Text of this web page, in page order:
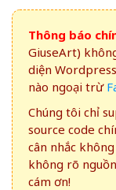
Thông báo
GiuseArt)
diện
nào ngoại trừ
Chúng tôi chỉ
source code
cân nhắc
không rõ
cám ơn!